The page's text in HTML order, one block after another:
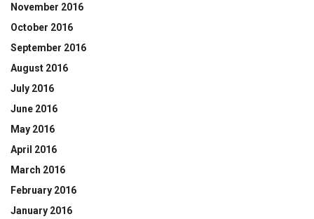
November 2016
October 2016
September 2016
August 2016
July 2016
June 2016
May 2016
April 2016
March 2016
February 2016
January 2016